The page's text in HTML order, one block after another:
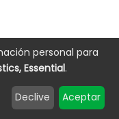
personal para
Essential.
Declive Aceptar